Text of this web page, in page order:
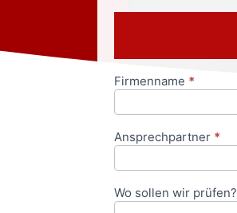
Anfrageformular
Firmenname *
Ansprechpartner *
Wo sollen wir prüfen?